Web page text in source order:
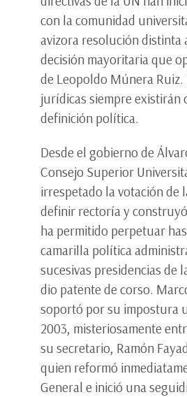
con la comunidad
avizora resolución distinta
decisión mayoritaria que
de Leopoldo Múnera Ruiz.
jurídicas siempre existirán
definición política.
Desde el gobierno de
Consejo Superior
irrespetado la votación de
definir rectoría y
ha permitido perpetuar
camarilla política
sucesivas presidencias de
dio patente de corso.
soportó por su impostura
2003, misteriosamente
su secretario, Ramón
quien reformó
General e inició una